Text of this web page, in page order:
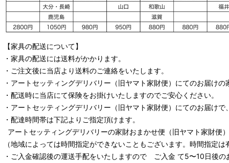
【家具の配送について】
・家具の配送には送料がかかります。
・ご注文後に当店より送料のご連絡をいたします。
・ アートセッティングデリバリー （旧ヤマト家財便） にてのお届けの
・配送時に当店にて保険をお掛けいたしますのでご安心ください。
・ アートセッティングデリバリー （旧ヤマト家財便） にてのお届けで
・配達時間帯は下記よりご指定頂けます。
アートセッティングデリバリーの家財おまかせ便 （旧ヤマト家財便
（地域によっては時間指定ができないこともございます。時間指定
・ご入金確認後の運送手配をいたしますので ご入金 て5〜10日後の